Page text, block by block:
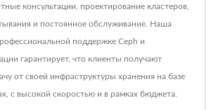
консультации, проектирование кластеров,
и постоянное обслуживание. Наша
поддержке Ceph и
гарантирует, что клиенты получают
от своей инфраструктуры хранения на базе
с высокой скоростью и в рамках бюджета.